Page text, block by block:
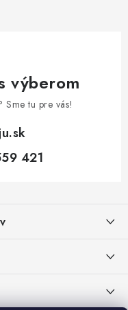
výberom
tu pre vás!
421